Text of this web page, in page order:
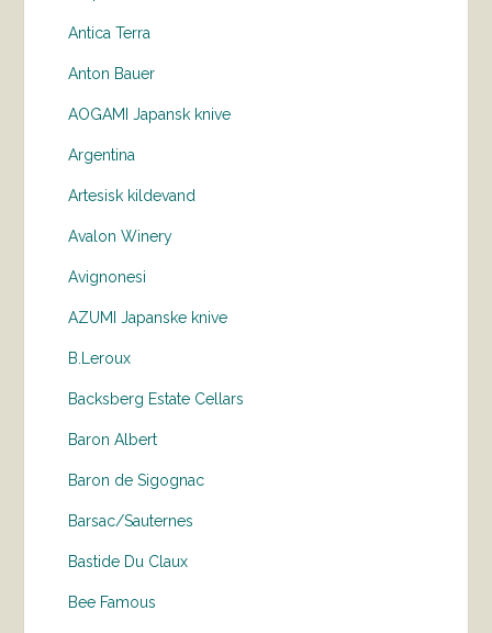
Antica Terra
Anton Bauer
AOGAMI Japansk knive
Argentina
Artesisk kildevand
Avalon Winery
Avignonesi
AZUMI Japanske knive
B.Leroux
Backsberg Estate Cellars
Baron Albert
Baron de Sigognac
Barsac/Sauternes
Bastide Du Claux
Bee Famous